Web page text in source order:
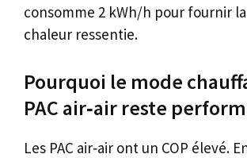
consomme 2 kWh/h pour fournir
chaleur ressentie.
Pourquoi le mode
PAC air‑air reste
Les PAC air‑air ont un COP élevé.